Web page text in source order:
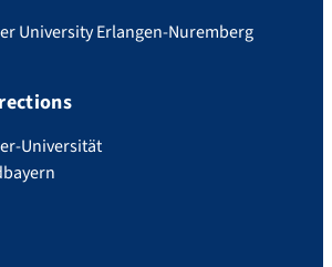
University Erlangen-Nuremberg
Universität